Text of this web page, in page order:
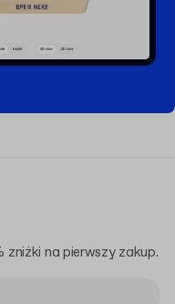
zniżki na pierwszy zakup.